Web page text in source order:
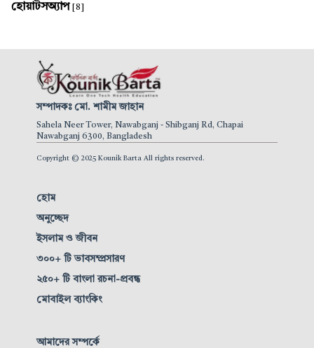
হোয়াটসঅ্যাপ [8]
সম্পাদকঃ মো. শামীম জাহান
Sahela Neer Tower, Nawabganj - Shibganj Rd, Chapai
Nawabganj 6300, Bangladesh
Copyright © 2025 Kounik Barta All rights reserved.
হোম
অনুচ্ছেদ
ইসলাম ও জীবন
৩০০+ টি ভাবসম্প্রসারণ
২৫০+ টি বাংলা রচনা-প্রবন্ধ
মোবাইল ব্যাংকিং
আমাদের সম্পর্কে